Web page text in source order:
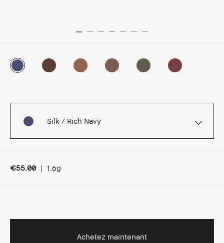
Silk / Rich Navy
€55.00 | 1.6g
Achetez maintenant